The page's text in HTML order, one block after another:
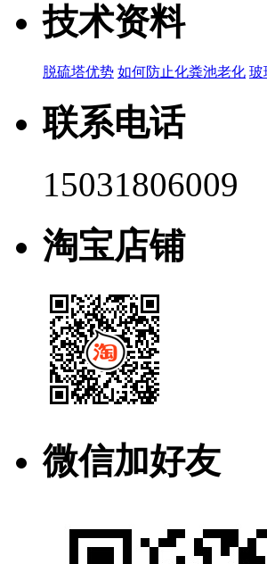
技术资料
脱硫塔优势 如何防止化粪池老化 玻
联系电话
15031806009
淘宝店铺
微信加好友